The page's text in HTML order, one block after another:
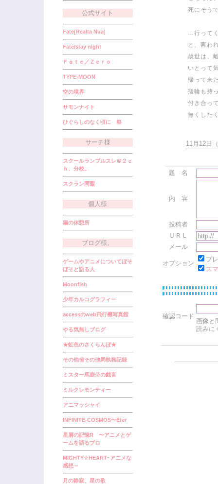
公式サイト
Fate[Realta Nua]
Fate/stay night
Ｆａｔｅ／Ｚｅｒｏ
TYPE-MOON
空の境界
サモンナイト
ひぐらしのなく頃に 祭
サーチ様
スクールランブルスレ＠２ｃ
ｈ、分校。
スクラン同盟
個人様
猫の休憩所
ブログ様。
ゲームやアニメについてぼそ
ぼそと語る人
Moonfish
少年カルコグラフィー
accessのweb飛行機写真館
やる気無しブログ
★虹色のさくらんぼ★
その他省その他局執務記録
ミスター馬鹿侍の戯言
ミルクレモンティー
アニマッシャイ
INFINITE-COSMOS〜Eter
星屑の記憶R 〜アニメとゲ
ームを語るブロ
MIGHTY☆HEART~アニメな
感想～
月の静寂、星の歌
死にそう
…行って
と、言わ
歳世は、
いとって
帰って来
指輪も持
付き合っ
無くした
11月12日
題 名
内 容
投稿者
ＵＲＬ
メール
オプション
プ
ス
確認コード
画像と
読みに